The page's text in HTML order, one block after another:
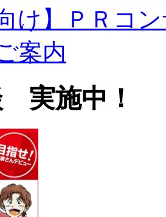
け】ＰＲコ
案内
実施中！